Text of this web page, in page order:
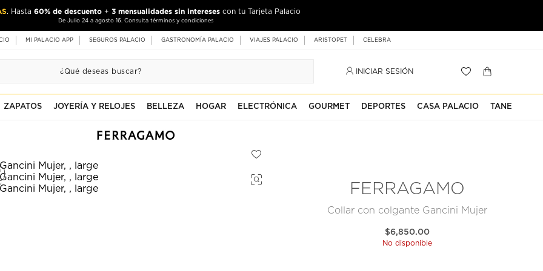
. Hasta 60% de descuento + 3 mensualidades sin intereses con tu Tarjeta Palacio
De Julio 24 a agosto 16. Consulta términos y condiciones
MI PALACIO APP SEGUROS PALACIO GASTRONOMÍA PALACIO VIAJES PALACIO ARISTOPET CELEBRA
INICIAR SESIÓN
ZAPATOS JOYERÍA Y RELOJES BELLEZA HOGAR ELECTRÓNICA GOURMET DEPORTES CASA PALACIO TANE
FERRAGAMO
Collar con colgante Gancini Mujer
$6,850.00
No disponible